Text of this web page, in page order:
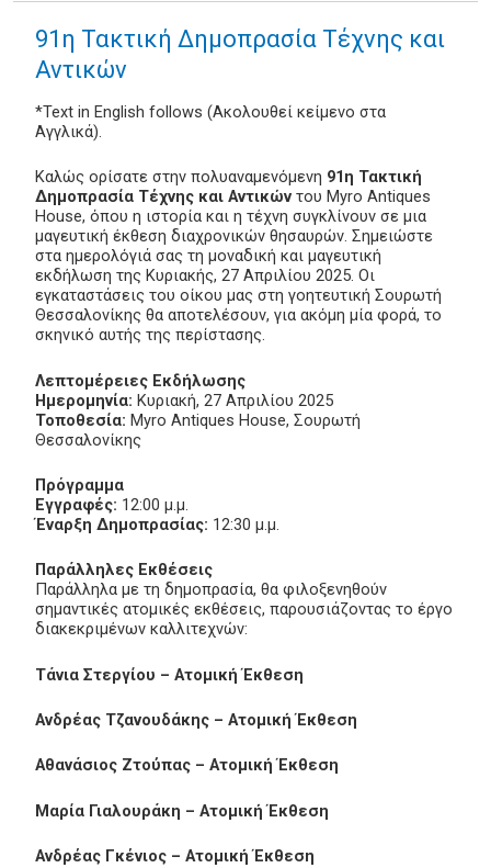
91η Τακτική Δημοπρασία Τέχνης και
Αντικών
*Text in English follows (Ακολουθεί κείμενο στα
Αγγλικά).
Καλώς ορίσατε στην πολυαναμενόμενη 91η Τακτική
Δημοπρασία Τέχνης και Αντικών του Myro Antiques
House, όπου η ιστορία και η τέχνη συγκλίνουν σε μια
μαγευτική έκθεση διαχρονικών θησαυρών. Σημειώστε
στα ημερολόγιά σας τη μοναδική και μαγευτική
εκδήλωση της Κυριακής, 27 Απριλίου 2025. Οι
εγκαταστάσεις του οίκου μας στη γοητευτική Σουρωτή
Θεσσαλονίκης θα αποτελέσουν, για ακόμη μία φορά, το
σκηνικό αυτής της περίστασης.
Λεπτομέρειες Εκδήλωσης
Ημερομηνία: Κυριακή, 27 Απριλίου 2025
Τοποθεσία: Myro Antiques House, Σουρωτή
Θεσσαλονίκης
Πρόγραμμα
Εγγραφές: 12:00 μ.μ.
Έναρξη Δημοπρασίας: 12:30 μ.μ.
Παράλληλες Εκθέσεις
Παράλληλα με τη δημοπρασία, θα φιλοξενηθούν
σημαντικές ατομικές εκθέσεις, παρουσιάζοντας το έργο
διακεκριμένων καλλιτεχνών:
Τάνια Στεργίου – Ατομική Έκθεση
Ανδρέας Τζανουδάκης – Ατομική Έκθεση
Αθανάσιος Ζτούπας – Ατομική Έκθεση
Μαρία Γιαλουράκη – Ατομική Έκθεση
Ανδρέας Γκένιος – Ατομική Έκθεση